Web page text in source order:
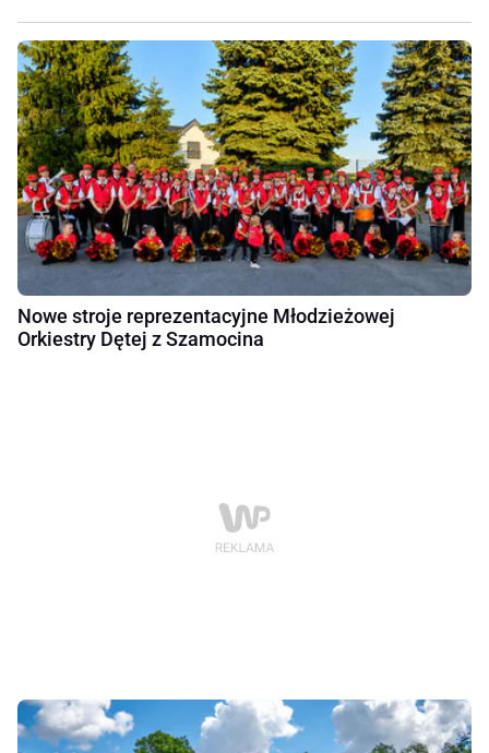
Nowe stroje reprezentacyjne Młodzieżowej
Orkiestry Dętej z Szamocina